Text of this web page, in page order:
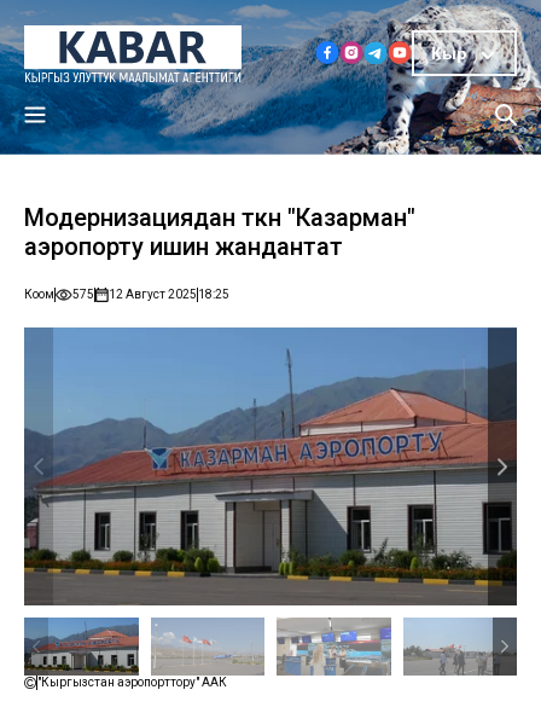
Кыр
Модернизациядан өткөн "Казарман"
аэропорту ишин жандантат
Коом 575 12 Август 2025 18:25
"Кыргызстан аэропорттору" ААК